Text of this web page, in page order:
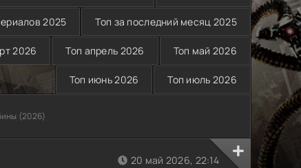
2025 Топ за последний месяц 2025
2026 Топ апрель 2026 Топ май 2026
Топ июнь 2026 Топ июль 2026
(2026)
20 май 2026, 22:14